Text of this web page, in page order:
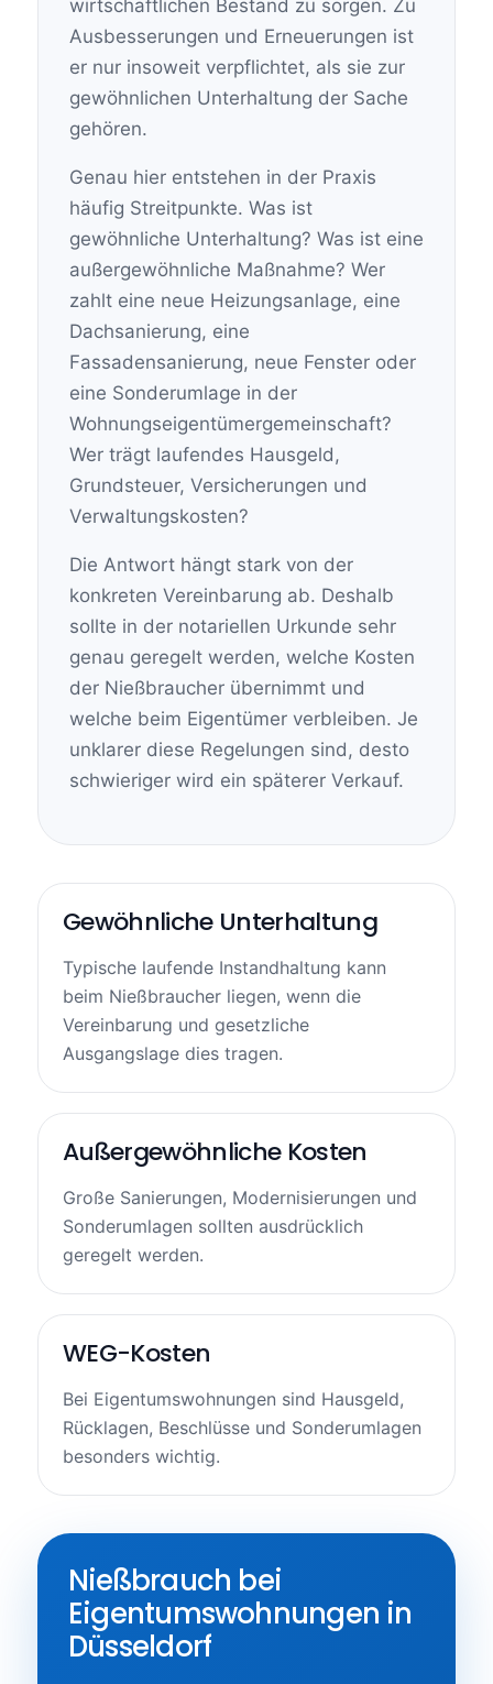
wirtschaftlichen Bestand zu sorgen. Zu
Ausbesserungen und Erneuerungen ist
er nur insoweit verpflichtet, als sie zur
gewöhnlichen Unterhaltung der Sache
gehören.
Genau hier entstehen in der Praxis
häufig Streitpunkte. Was ist
gewöhnliche Unterhaltung? Was ist eine
außergewöhnliche Maßnahme? Wer
zahlt eine neue Heizungsanlage, eine
Dachsanierung, eine
Fassadensanierung, neue Fenster oder
eine Sonderumlage in der
Wohnungseigentümergemeinschaft?
Wer trägt laufendes Hausgeld,
Grundsteuer, Versicherungen und
Verwaltungskosten?
Die Antwort hängt stark von der
konkreten Vereinbarung ab. Deshalb
sollte in der notariellen Urkunde sehr
genau geregelt werden, welche Kosten
der Nießbraucher übernimmt und
welche beim Eigentümer verbleiben. Je
unklarer diese Regelungen sind, desto
schwieriger wird ein späterer Verkauf.
Gewöhnliche Unterhaltung
Typische laufende Instandhaltung kann
beim Nießbraucher liegen, wenn die
Vereinbarung und gesetzliche
Ausgangslage dies tragen.
Außergewöhnliche Kosten
Große Sanierungen, Modernisierungen und
Sonderumlagen sollten ausdrücklich
geregelt werden.
WEG-Kosten
Bei Eigentumswohnungen sind Hausgeld,
Rücklagen, Beschlüsse und Sonderumlagen
besonders wichtig.
Nießbrauch bei
Eigentumswohnungen in
Düsseldorf